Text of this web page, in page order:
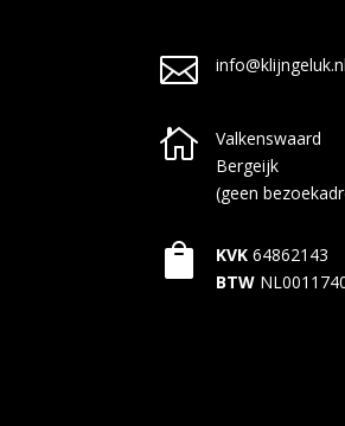
 info@klijngeluk.nl

Valkenswaard
Bergeijk
(geen
 KVK 64862143
BTW